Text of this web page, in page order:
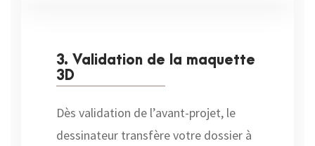
3. Validation de la maquette
3D
Dès validation de l’avant-projet, le
dessinateur transfère votre dossier à